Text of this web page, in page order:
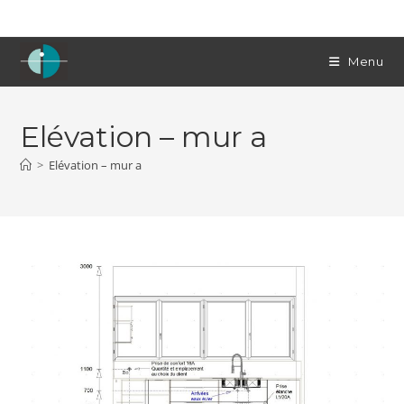
to
content
Menu
Elévation – mur a
> Elévation – mur a